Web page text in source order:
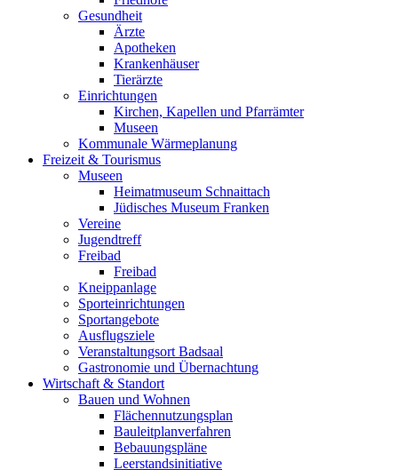
Gesundheit
Ärzte
Apotheken
Krankenhäuser
Tierärzte
Einrichtungen
Kirchen, Kapellen und Pfarrämter
Museen
Kommunale Wärmeplanung
Freizeit & Tourismus
Museen
Heimatmuseum Schnaittach
Jüdisches Museum Franken
Vereine
Jugendtreff
Freibad
Freibad
Kneippanlage
Sporteinrichtungen
Sportangebote
Ausflugsziele
Veranstaltungsort Badsaal
Gastronomie und Übernachtung
Wirtschaft & Standort
Bauen und Wohnen
Flächennutzungsplan
Bauleitplanverfahren
Bebauungspläne
Leerstandsinitiative